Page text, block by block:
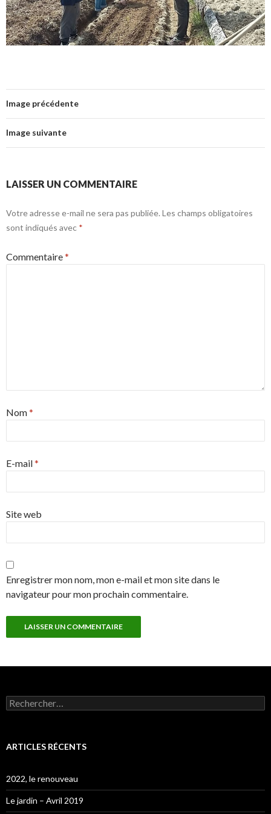
Image précédente
Image suivante
LAISSER UN COMMENTAIRE
Votre adresse e-mail ne sera pas publiée. Les champs obligatoires
sont indiqués avec *
Commentaire*
Nom*
E-mail*
Site web
Enregistrer mon nom, mon e-mail et mon site dans le
navigateur pour mon prochain commentaire.
Rechercher :
ARTICLES RÉCENTS
2022, le renouveau
Le jardin – Avril 2019